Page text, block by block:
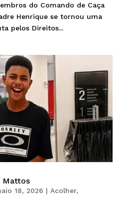
do Comando de Caça
Henrique se tornou uma
pelos Direitos...
Mattos
18, 2026 | Acolher,